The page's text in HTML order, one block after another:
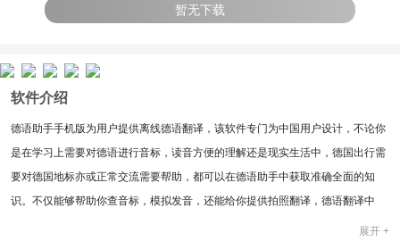
暂无下载
软件介绍
德语助手手机版为用户提供离线德语翻译，该软件专门为中国用户设计，不论你
是在学习上需要对德语进行音标，读音方便的理解还是现实生活中，德国出行需
要对德国地标亦或正常交流需要帮助，都可以在德语助手中获取准确全面的知
识。不仅能够帮助你查音标，模拟发音，还能给你提供拍照翻译，德语翻译中
展开 +